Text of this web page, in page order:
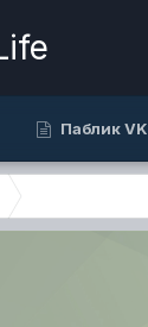
Паблик VK